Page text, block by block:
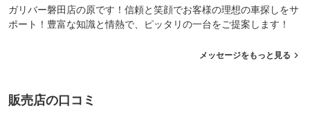
ガリバー磐田店の原です！信頼と笑顔でお客様の理想の車探しをサ
ポート！豊富な知識と情熱で、ピッタリの一台をご提案します！
メッセージをもっと見る
販売店の口コミ